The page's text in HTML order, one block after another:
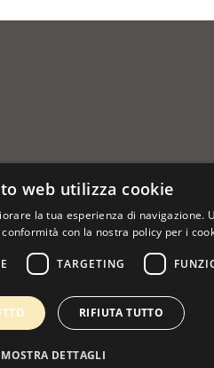
web utilizza cookie
la tua esperienza di navigazione.
con la nostra policy per i
TARGETING
RIFIUTA TUTTO
MOSTRA DETTAGLI